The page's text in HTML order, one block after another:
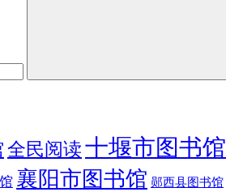
全民阅读十堰市图书馆
襄阳市图书馆 郧西县图书馆